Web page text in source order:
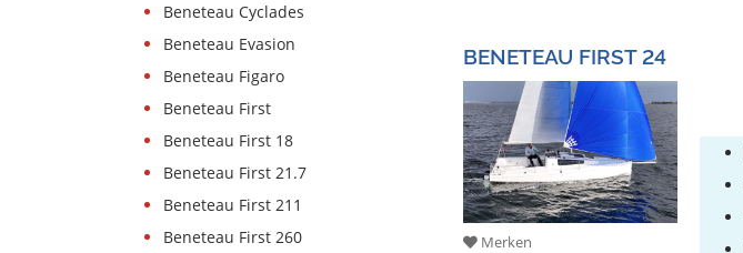
Bootszubehör
Boote
BENETEAU FIRST 24
Merken
Beneteau Cyclades
Beneteau Evasion
Beneteau Figaro
Beneteau First
Beneteau First 18
Beneteau First 21.7
Beneteau First 211
Beneteau First 260